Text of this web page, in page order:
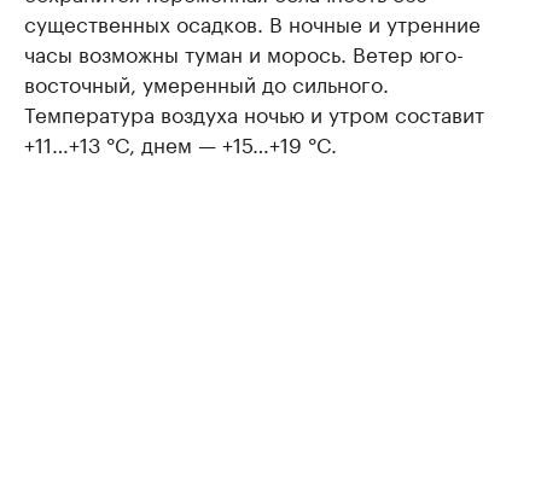
существенных осадков. В ночные и утренние
часы возможны туман и морось. Ветер юго-
восточный, умеренный до сильного.
Температура воздуха ночью и утром составит
+11…+13 °C, днем — +15…+19 °C.